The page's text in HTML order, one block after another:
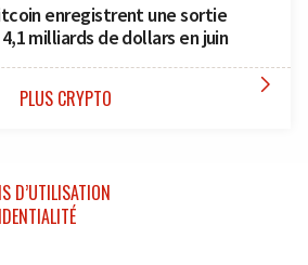
enregistrent une sortie
milliards de dollars en juin
PLUS CRYPTO 
D’UTILISATION